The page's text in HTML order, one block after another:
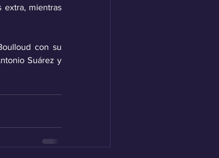
extra, mientras
con su
Suárez y